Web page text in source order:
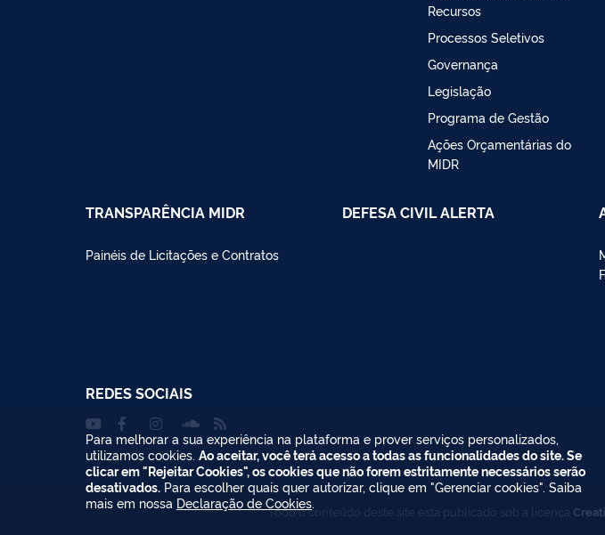
Recursos
Processos Seletivos
Governança
Legislação
Programa de Gestão
Ações Orçamentárias do
MIDR
TRANSPARÊNCIA MIDR
Painéis de Licitações e Contratos
DEFESA CIVIL ALERTA
REDES SOCIAIS
Todo o conteúdo deste site está publicado sob a licença
Para melhorar a sua experiência na plataforma e prover serviços personalizados,
utilizamos cookies. Ao aceitar, você terá acesso a todas as funcionalidades do site. Se
clicar em "Rejeitar Cookies", os cookies que não forem estritamente necessários serão
desativados. Para escolher quais quer autorizar, clique em "Gerenciar cookies". Saiba
mais em nossa Declaração de Cookies.